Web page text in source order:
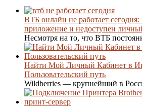
ВТБ онлайн не работает
приложение и недоступен
Несмотря на то, что ВТБ
Найти Мой Личный Кабинет в
Пользовательский путь
Wildberries — крупнейший в